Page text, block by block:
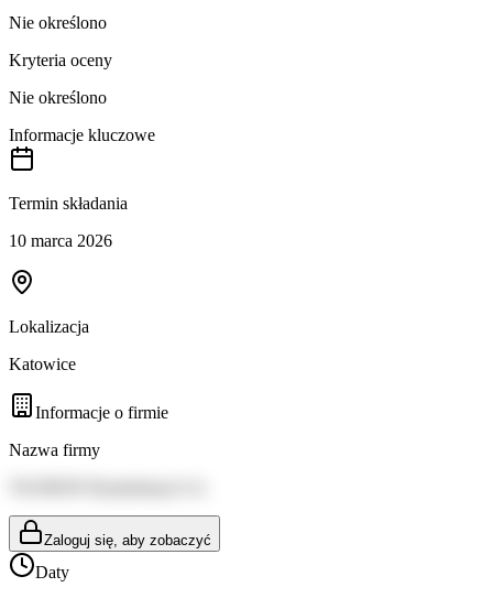
Nie określono
Kryteria oceny
Nie określono
Informacje kluczowe
Termin składania
10 marca 2026
Lokalizacja
Katowice
Informacje o firmie
Nazwa firmy
Zaloguj się, aby zobaczyć
Daty